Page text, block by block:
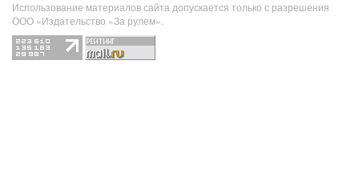
Использование материалов сайта допускается только с разрешения
ООО «Издательство «За рулем».